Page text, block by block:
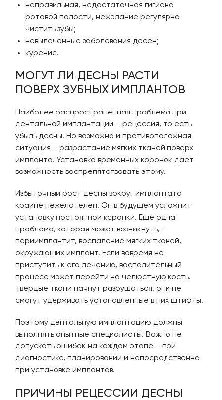
неправильная, недостаточная гигиена
ротовой полости, нежелание регулярно
чистить зубы;
невылеченные заболевания десен;
курение.
МОГУТ ЛИ ДЕСНЫ РАСТИ
ПОВЕРХ ЗУБНЫХ ИМПЛАНТОВ
Наиболее распространенная проблема при
дентальной имплантации – рецессия, то есть
убыль десны. Но возможна и противоположная
ситуация – разрастание мягких тканей поверх
импланта. Установка временных коронок дает
возможность воспрепятствовать этому.
Избыточный рост десны вокруг имплантата
крайне нежелателен. Он в будущем усложнит
установку постоянной коронки. Еще одна
проблема, которая может возникнуть, –
периимплантит, воспаление мягких тканей,
окружающих имплант. Если вовремя не
приступить к его лечению, воспалительный
процесс может перейти на челюстную кость.
Твердые ткани начнут разрушаться, они не
смогут удерживать установленные в них штифты.
Поэтому дентальную имплантацию должны
выполнять опытные специалисты. Важно не
допускать ошибок на каждом этапе – при
диагностике, планировании и непосредственно
при установке имплантов.
ПРИЧИНЫ РЕЦЕССИИ ДЕСНЫ